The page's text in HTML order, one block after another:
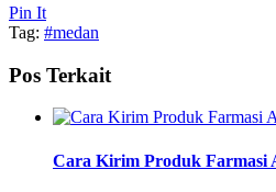
Pin It
Tag: #medan
Pos Terkait
Cara Kirim Produk Farmasi